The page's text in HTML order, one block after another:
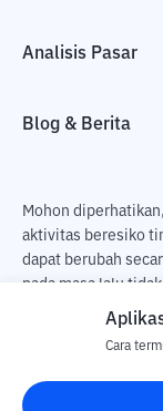
Analisis Pasar
Blog & Berita
Mohon
aktivitas beresiko
dapat berubah
pada masa lalu
Terdapat risiko
pengguna. PT
bertanggung
Kripto.
Cara